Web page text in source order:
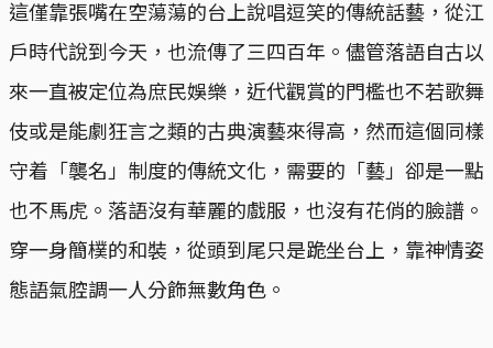
這僅靠張嘴在空蕩蕩的台上說唱逗笑的傳統話藝，從江
戶時代說到今天，也流傳了三四百年。儘管落語自古以
來一直被定位為庶民娛樂，近代觀賞的門檻也不若歌舞
伎或是能劇狂言之類的古典演藝來得高，然而這個同樣
守着「襲名」制度的傳統文化，需要的「藝」卻是一點
也不馬虎。落語沒有華麗的戲服，也沒有花俏的臉譜。
穿一身簡樸的和裝，從頭到尾只是跪坐台上，靠神情姿
態語氣腔調一人分飾無數角色。